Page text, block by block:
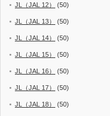
JL（JAL 12） (50)
JL（JAL 13） (50)
JL（JAL 14） (50)
JL（JAL 15） (50)
JL（JAL 16） (50)
JL（JAL 17） (50)
JL（JAL 18） (50)